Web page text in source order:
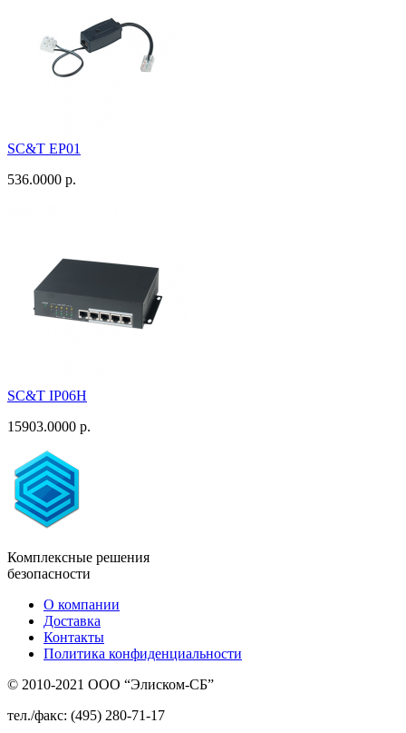
SC&T EP01
536.0000 р.
SC&T IP06H
15903.0000 р.
Комплексные решения
безопасности
О компании
Доставка
Контакты
Политика конфиденциальности
© 2010-2021 ООО “Элиском-СБ”
тел./факс: (495) 280-71-17